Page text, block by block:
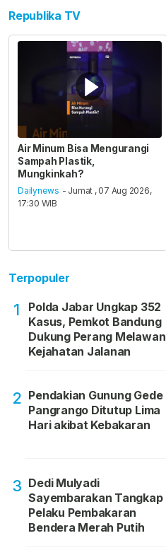
Republika TV
Air Minum Bisa Mengurangi
Sampah Plastik,
Mungkinkah?
Dailynews - Jumat , 07 Aug 2026,
17:30 WIB
Terpopuler
1
Polda Jabar Ungkap 352
Kasus, Pemkot Bandung
Dukung Perang Melawan
Kejahatan Jalanan
2 Pendakian Gunung Gede
Pangrango Ditutup Lima
Hari akibat Kebakaran
3 Dedi Mulyadi
Sayembarakan Tangkap
Pelaku Pembakaran
Bendera Merah Putih